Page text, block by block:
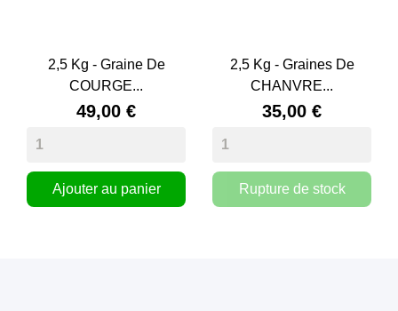
2,5 Kg - Graine De
COURGE...
49,00 €
Ajouter au panier
2,5 Kg - Graines De
CHANVRE...
35,00 €
Rupture de stock